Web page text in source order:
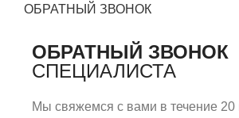
ОБРАТНЫЙ ЗВОНОК
ОБРАТНЫЙ ЗВОНОК
СПЕЦИАЛИСТА
Мы свяжемся с вами в течение 20